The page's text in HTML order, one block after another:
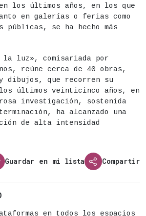
los últimos años, en los que
en galerías o ferias como
se ha hecho más
luz», comisariada por
reúne cerca de 40 obras,
dibujos, que recorren su
últimos veinticinco años, en
investigación, sostenida
ha alcanzado una
de alta intensidad
Guardar en mi lista Compartir
en todos los espacios